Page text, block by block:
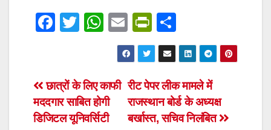
F
e
b
o
T
er
W
at
s
A
p
E
m
ail
Pr
in
tF
ri
e
n
h
ar
e
Post
navigation
रीट पेपर लीक मामले में
राजस्थान बोर्ड के अध्यक्ष
बर्खास्त, सचिव निलंबित
छात्रों के लिए काफी
मददगार साबित होगी
डिजिटल यूनिवर्सिटी